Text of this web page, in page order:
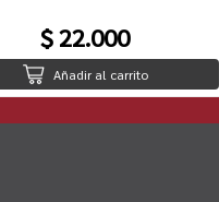
$ 22.000
Añadir al carrito